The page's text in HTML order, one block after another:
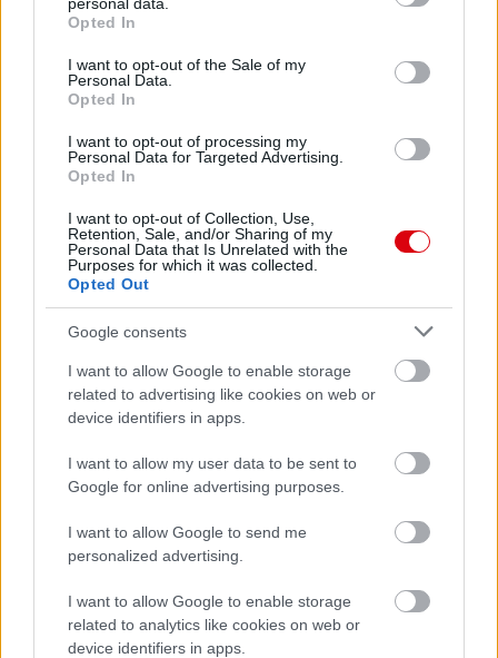
grant or deny consent to Google and its third-party tags to
use your data for below specified purposes in below Google
consent section.
Opted In
I want to opt-out of the Sale of my
Personal Data.
Opted In
I want to opt-out of processing my
Personal Data for Targeted Advertising.
Opted In
I want to opt-out of Collection, Use,
Retention, Sale, and/or Sharing of my
Personal Data that Is Unrelated with the
Purposes for which it was collected.
Opted Out
Google consents
I want to allow Google to enable storage
related to advertising like cookies on web or
device identifiers in apps.
I want to allow my user data to be sent to
Google for online advertising purposes.
I want to allow Google to send me
personalized advertising.
I want to allow Google to enable storage
related to analytics like cookies on web or
device identifiers in apps.